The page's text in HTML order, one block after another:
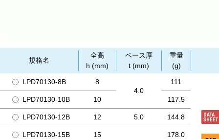
規格名
全高
h (mm)
ベース厚
t (mm)
重量
(g)
LPD70130-8B
8
4.0
111
LPD70130-10B 10 117.5
LPD70130-12B 12 5.0 144.8
LPD70130-15B 15 178.0